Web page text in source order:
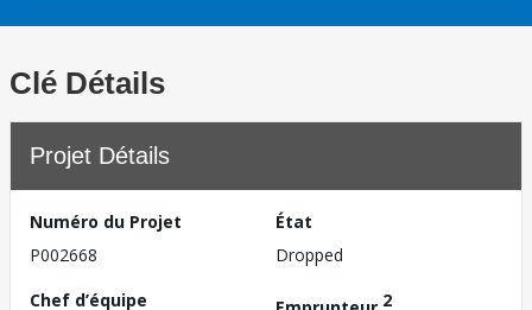
Clé Détails
Projet Détails
Numéro du Projet
P002668
État
Dropped
Chef d’équipe
2